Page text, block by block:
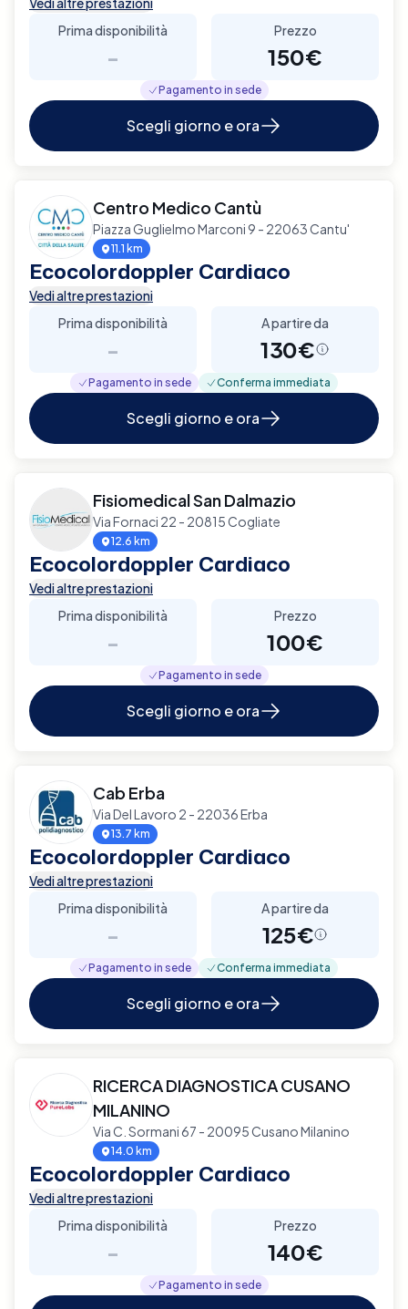
Prima disponibilità
-
Prezzo
150€
Pagamento in sede
Scegli giorno e ora
Centro Medico Cantù
Piazza Guglielmo Marconi 9 - 22063 Cantu'
11.1 km
Ecocolordoppler Cardiaco
Vedi altre prestazioni
Prima disponibilità
-
A partire da
130€
Pagamento in sede Conferma immediata
Scegli giorno e ora
Fisiomedical San Dalmazio
Via Fornaci 22 - 20815 Cogliate
12.6 km
Ecocolordoppler Cardiaco
Vedi altre prestazioni
Prima disponibilità
-
Prezzo
100€
Pagamento in sede
Scegli giorno e ora
Cab Erba
Via Del Lavoro 2 - 22036 Erba
13.7 km
Ecocolordoppler Cardiaco
Vedi altre prestazioni
Prima disponibilità
-
A partire da
125€
Pagamento in sede Conferma immediata
Scegli giorno e ora
RICERCA DIAGNOSTICA CUSANO
MILANINO
Via C. Sormani 67 - 20095 Cusano Milanino
14.0 km
Ecocolordoppler Cardiaco
Vedi altre prestazioni
Prima disponibilità
-
Prezzo
140€
Pagamento in sede